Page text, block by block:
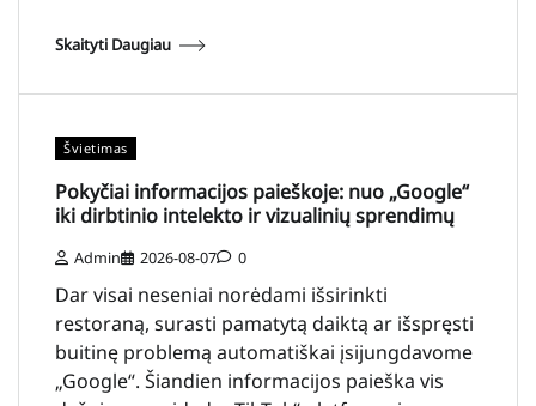
Skaityti Daugiau
Švietimas
Pokyčiai informacijos paieškoje: nuo „Google“
iki dirbtinio intelekto ir vizualinių sprendimų
Admin 2026-08-07 0
Dar visai neseniai norėdami išsirinkti
restoraną, surasti pamatytą daiktą ar išspręsti
buitinę problemą automatiškai įsijungdavome
„Google“. Šiandien informacijos paieška vis